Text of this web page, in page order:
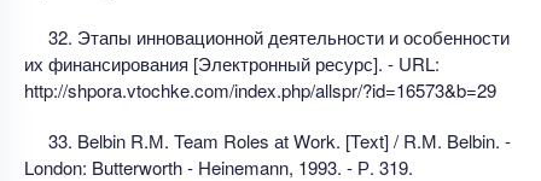
32. Этапы инновационной деятельности и особенности
их финансирования [Электронный ресурс]. - URL:
http://shpora.vtochke.com/index.php/allspr/?id=16573&b=29
33. Belbin R.М. Team Roles аt Work. [Text] / R.М. Belbin. -
London: Butterworth - Heinemann, 1993. - Р. 319.